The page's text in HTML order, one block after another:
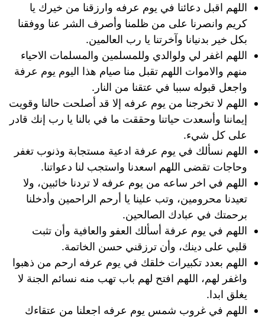
اللهم اقبل دعائنا في يوم عرفه وارزقنا من خيرك يا
كريم وانصرنا على من ظلمنا وأصرف الشر عنا ووفقنا
بكل خير بدنيانا وآخرتنا يا رب العالمين.
اللهم اغفر لي ولوالدي وللمسلمين والمسلمات الاحياء
منهم والاموات اللهم تقبل منا صيام هذا اليوم يوم عرفة
واجعل قبوله سببا في عتقنا من النار.
اللهم لا تخرجنا من يوم عرفه إلا قد أصلحت حالنا وقويت
إيماننا وأسعدت حياتنا وحققت ما في بالنا يا رب إنك قادر
على كل شيء.
اللهم نسألك في يوم عرفة ادعية مستجابة وذنوب تغفر
وحاجات تقضى اللهم اسعدنا واستجب لنا دعواتنا.
اللهم في اخر ساعه من يوم عرفه لا تردنا خائبين، ولا
تعيدنا محرومين، وتب علينا يا أرحم الراحمين وأدخلنا
برحمتك في عبادك الصالحين.
اللهم في يوم عرفة أسألك العفو والعافية وأن تثبت
قلبي على دينك، وأن ترزقني حسن الخاتمة.
اللهم بعدد تكبيرات خلقك في يوم عرفه ارحم من ذهبوا
واغفر لهم، اللهم افتح لهم باب تهب منه نسائم الجنة لا
يغلق ابدا.
اللهم في غروب شمس يوم عرفه اجعلنا من عتقاءك